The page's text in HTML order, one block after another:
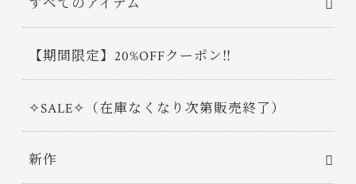
すべてのアイテム
【期間限定】20%OFFクーポン‼
✧SALE✧（在庫なくなり次第販売終了）
新作